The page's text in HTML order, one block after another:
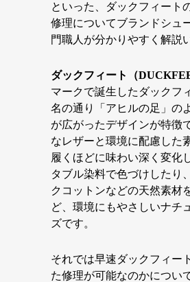
といった、ダックフィート
修理についてブランドシュ
門職人が分かりやすく解説
ダックフィート（
マークで誕生したダックフ
名の通り「アヒルの足」の
が広がったデザインが特徴
なレザーと環境に配慮した
履くほどに味わい深く変化
タブル染料で色づけしたり
クコットンなどの天然素材
ど、環境にもやさしいナチ
ズです。
それでは早速ダックフィー
た修理が可能なのかについ